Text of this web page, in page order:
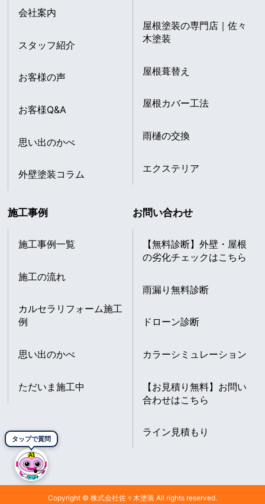
タップで質問
会社案内
スタッフ紹介
お客様の声
お客様Q&A
思い出のかべ
外壁塗装コラム
屋根塗装の専門店｜佐々
木塗装
屋根葺替え
屋根カバー工法
雨樋の交換
エクステリア
施工事例
施工事例一覧
施工の流れ
カルセラリフォーム施工
例
思い出のかべ
ただいま施工中
お問い合わせ
【無料診断】外壁・屋根
の劣化チェックはこちら
雨漏り無料診断
ドローン診断
カラーシミュレーション
【お見積り無料】お問い
合わせはこちら
ライン見積もり
Copyright © 株式会社佐々木塗装 All rights reserved.